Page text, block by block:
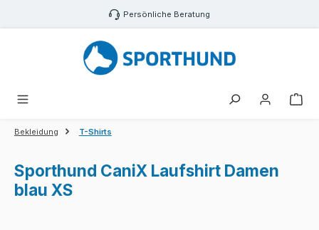
Zum Hauptinhalt springen Persönliche Beratung
Bekleidung T-Shirts
Sporthund CaniX Laufshirt Damen
blau XS